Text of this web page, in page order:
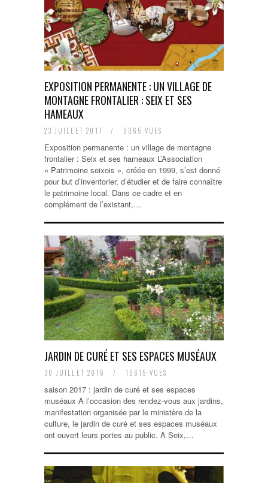
EXPOSITION PERMANENTE : UN VILLAGE DE
MONTAGNE FRONTALIER : SEIX ET SES
HAMEAUX
23 JUILLET 2017 / 9065 VUES
Exposition permanente : un village de montagne
frontalier : Seix et ses hameaux L’Association
« Patrimoine seixois », créée en 1999, s’est donné
pour but d’inventorier, d’étudier et de faire connaître
le patrimoine local. Dans ce cadre et en
complément de l’existant,…
JARDIN DE CURÉ ET SES ESPACES MUSÉAUX
30 JUILLET 2016 / 19615 VUES
saison 2017 : jardin de curé et ses espaces
muséaux A l’occasion des rendez-vous aux jardins,
manifestation organisée par le ministère de la
culture, le jardin de curé et ses espaces muséaux
ont ouvert leurs portes au public. A Seix,…